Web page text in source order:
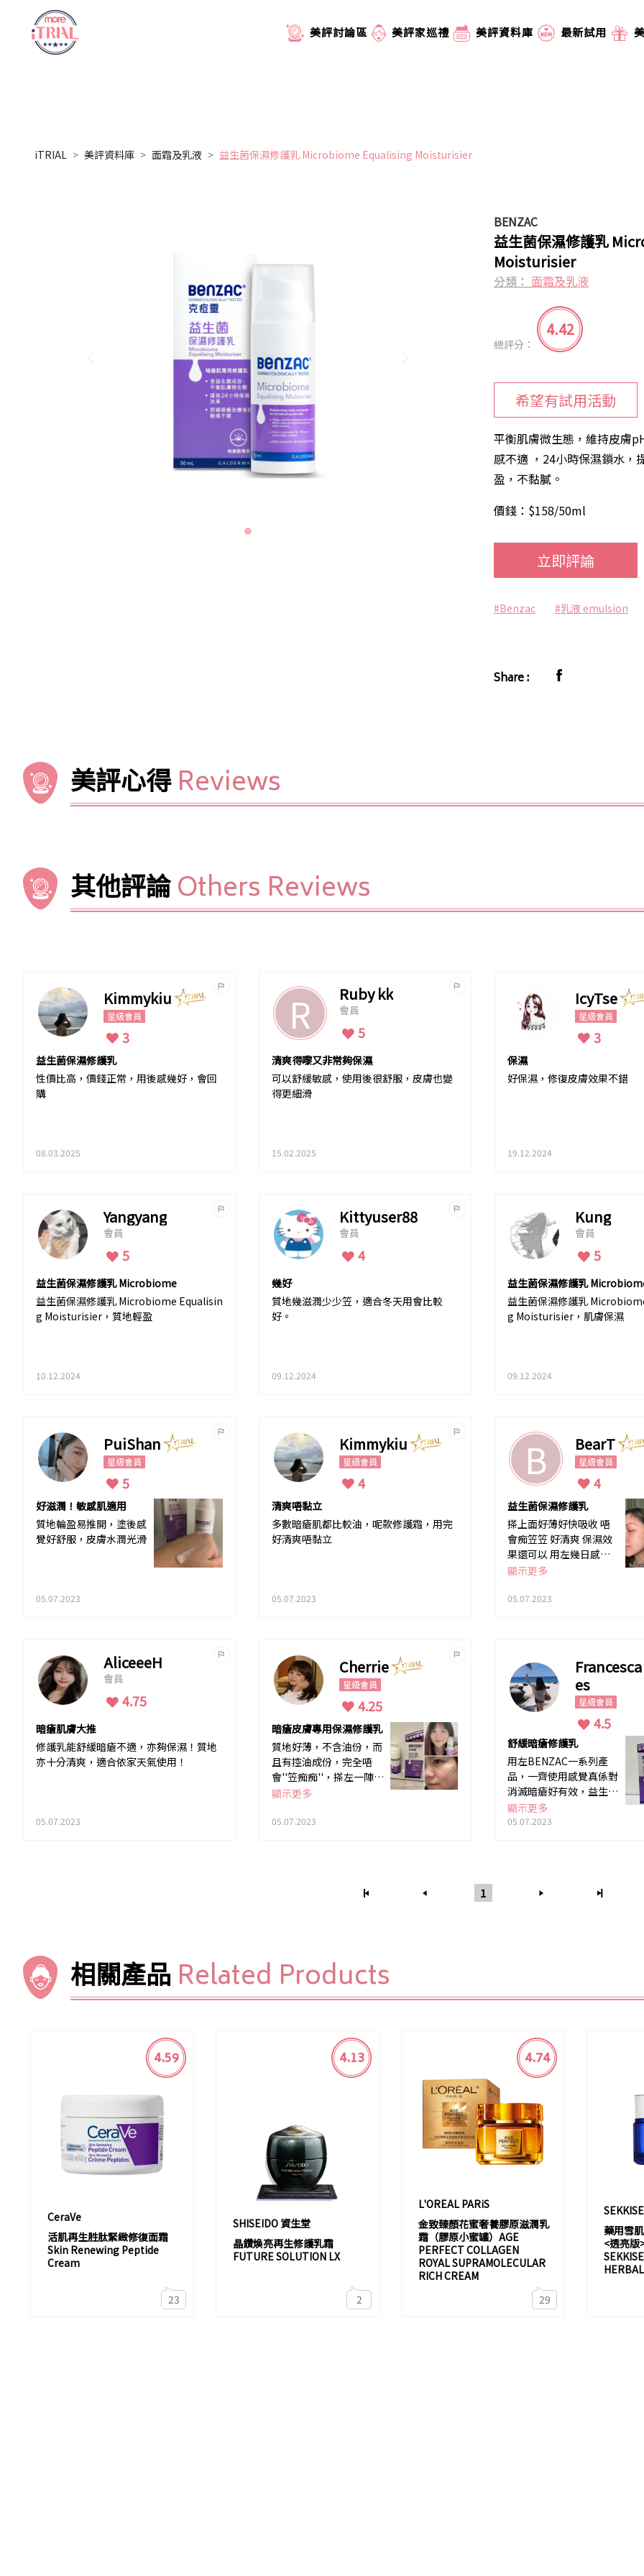
美評討論區 美評家巡禮 美評資料庫 最新試用
iTRIAL 美評資料庫 面霜及乳液 益生菌保濕修護乳 Microbiome Equalising Moisturisier
BENZAC
益生菌保濕修護乳
Moisturisier
分類： 面霜及乳液
總評分：
4.42
希望有試用活動
平衡肌膚微生態，維持皮膚
感不適 ，24小時保濕鎖水，
盈，不黏膩。
價錢：$158/50ml
立即評論
#Benzac #乳液 emulsion
Share :
美評心得 Reviews
其他評論Others Reviews
Kimmykiu
星級會員
3
益生菌保濕修護乳
性價比高，價錢正常，用後感幾好，會回
購
08.03.2025
R Ruby kk
會員
5
清爽得嚟又非常夠保濕
可以舒緩敏感，使用後很舒服，皮膚也變
得更細滑
15.02.2025
IcyTse
星級會員
3
保濕
好保濕，修復皮膚效果不錯
19.12.2024
Yangyang
會員
5
益生菌保濕修護乳 Microbiome
益生菌保濕修護乳 Microbiome Equalisin
g Moisturisier，質地輕盈
10.12.2024
Kittyuser88
會員
4
幾好
質地幾滋潤少少笠，適合冬天用會比較
好。
09.12.2024
Kung
會員
5
益生菌保濕修護乳
益生菌保濕修護乳
g Moisturisier，肌膚保濕
09.12.2024
PuiShan
星級會員
5
好滋潤！敏感肌適用
質地輪盈易推開，塗後感
覺好舒服，皮膚水潤光滑
05.07.2023
Kimmykiu
星級會員
4
清爽唔黏立
多數暗瘡肌都比較油，呢款修護霜，用完
好清爽唔黏立
05.07.2023
B BearT
星級會員
4
益生菌保濕修護乳
搽上面好薄好快吸收 唔
會痴笠笠 好清爽 保濕效
果還可以 用左幾日感覺
毛孔好似有收細左少少
善
顯示更多
05.07.2023
AliceeeH
會員
4.75
暗瘡肌膚大推
修護乳能舒緩暗瘡不適，亦夠保濕！質地
亦十分清爽，適合依家天氣使用！
05.07.2023
Cherrie
星級會員
4.25
暗瘡皮膚專用保濕修護乳
質地好薄，不含油份，而
且有控油成份，完全唔
會''笠痴痴''，搽左一陣皮
膚好快吸收左！用左兩星
不過都係偏乾，適合夏天
顯示更多
05.07.2023
es
星級會員
4.5
舒緩暗瘡修護乳
用左BENZAC一系列產
品，一齊使用感覺真係對
消滅暗瘡好有效，益生菌
保濕修護乳質地清爽、輕
盈，不黏膩，用上面都好
顯示更多
05.07.2023
1
相關產品 Related Products
CeraVe
活肌再生胜肽緊緻修復面霜
Skin Renewing Peptide
Cream
4.59
23
SHISEIDO 資生堂
晶鑽煥亮再生修護乳霜
FUTURE SOLUTION LX
4.13
2
L'OREAL PARiS
金致臻顏花蜜奢養膠原滋潤乳
霜（膠原小蜜罐）AGE
PERFECT COLLAGEN
ROYAL SUPRAMOLECULAR
RICH CREAM
4.74
29
藥用雪
<透亮版